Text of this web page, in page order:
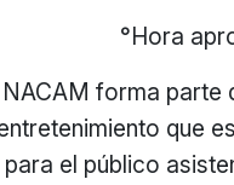
°Hora
forma parte
que
el público